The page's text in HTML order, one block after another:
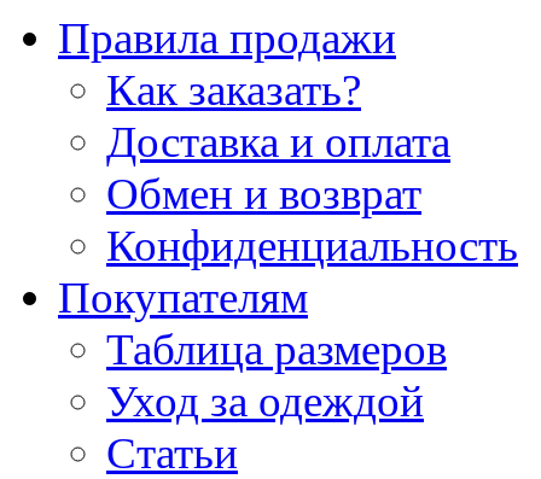
Правила продажи
Как заказать?
Доставка и оплата
Обмен и возврат
Конфиденциальность
Покупателям
Таблица размеров
Уход за одеждой
Статьи